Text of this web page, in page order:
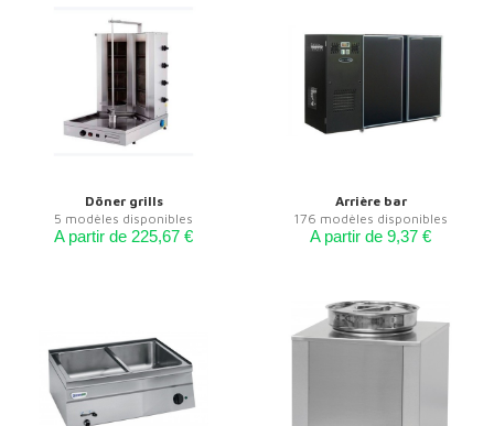
Döner grills
5 modèles disponibles
A partir de 225,67 €
Arrière bar
176 modèles disponibles
A partir de 9,37 €